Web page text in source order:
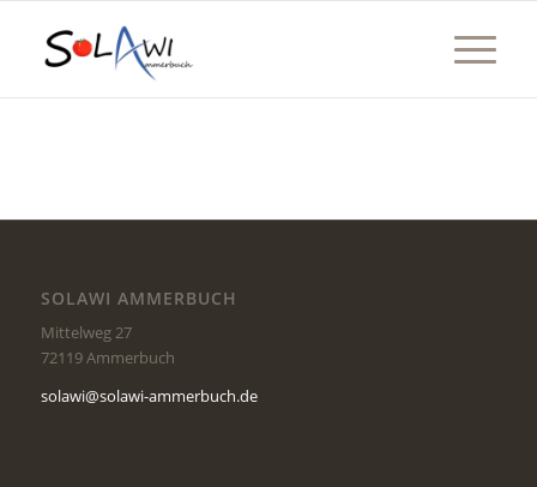
SOLAWI AMMERBUCH
Mittelweg 27
72119 Ammerbuch
solawi@solawi-ammerbuch.de